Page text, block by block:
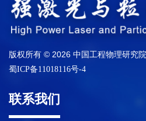
版权所有 © 2026 中国工程物理研究
蜀ICP备11018116号-4
联系我们